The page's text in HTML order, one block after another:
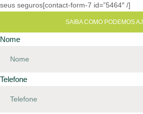
seus seguros[contact-form-7 id=”5464″ /]
SAIBA COMO PODEMOS
Nome
Telefone